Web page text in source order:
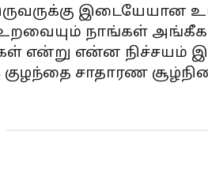
இடையேயான
நாங்கள்
என்று என்ன நிச்சயம்
சாதாரண